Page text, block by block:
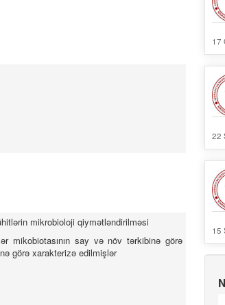
mikrobioloji qiymətləndirilməsi
mikobiotasının say və növ tərkibinə görə
görə xarakterizə edilmişlər
17
22
15